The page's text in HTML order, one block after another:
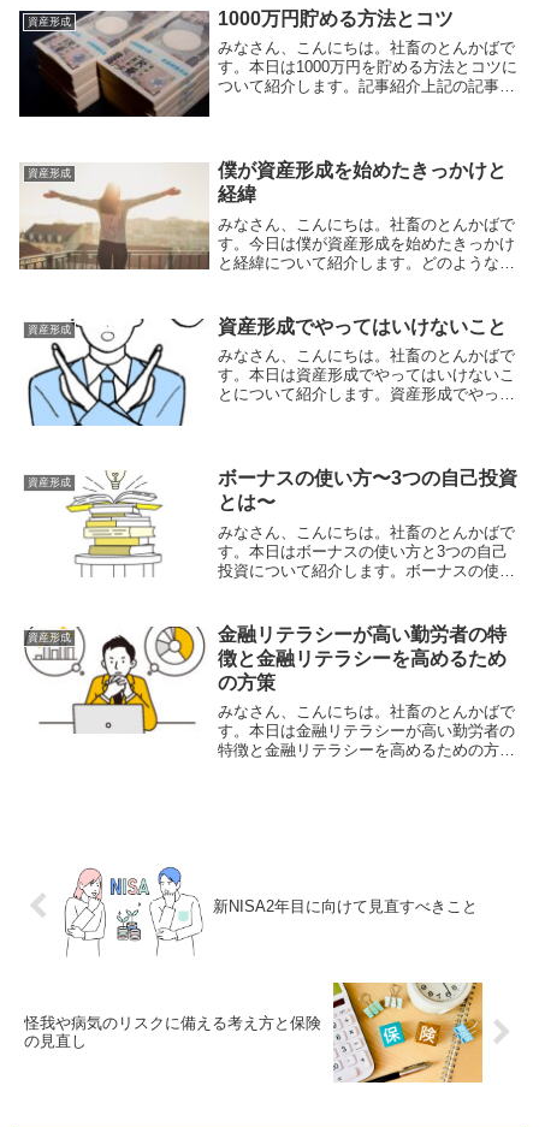
いて紹介されて...
資産形成 1000万円貯める方法とコツ
みなさん、こんにちは。社畜のとんかばで
す。本日は1000万円を貯める方法とコツに
ついて紹介します。記事紹介上記の記事で
1000...
資産形成
僕が資産形成を始めたきっかけと
経緯
みなさん、こんにちは。社畜のとんかばで
す。今日は僕が資産形成を始めたきっかけ
と経緯について紹介します。どのようなき
時の僕の考えや行動を交えて説明します。
資産形成を始...
資産形成 資産形成でやってはいけないこと
みなさん、こんにちは。社畜のとんかばで
す。本日は資産形成でやってはいけないこ
とについて紹介します。資産形成でやって
ています。お...
資産形成
ボーナスの使い方〜3つの自己投資
とは〜
みなさん、こんにちは。社畜のとんかばで
す。本日はボーナスの使い方と3つの自己
投資について紹介します。ボーナスの使い
ます。「稼ぐ力」を直接アップデートする
（知識・スキ...
資産形成
金融リテラシーが高い勤労者の特
徴と金融リテラシーを高めるため
の方策
みなさん、こんにちは。社畜のとんかばで
す。本日は金融リテラシーが高い勤労者の
特徴と金融リテラシーを高めるための方策
新NISA2年目に向けて見直すべきこと
怪我や病気のリスクに備える考え方と保険
の見直し